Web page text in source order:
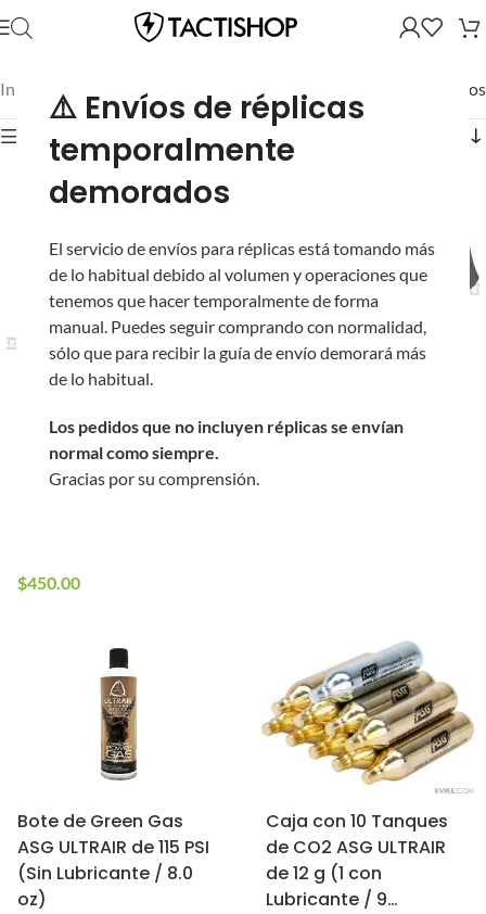
⚠️ Envíos de réplicas
temporalmente
demorados
El servicio de envíos para réplicas está tomando más
de lo habitual debido al volumen y operaciones que
tenemos que hacer temporalmente de forma
manual. Puedes seguir comprando con normalidad,
sólo que para recibir la guía de envío demorará más
de lo habitual.
Los pedidos que no incluyen réplicas se envían
normal como siempre.
Gracias por su comprensión.
Inicio Mostrando los 33 resultados
Mostrar filtros
Supresor QD + Flash
Airsoft con Rosca
Negativa de 14 mm
$450.00
Revólver Magnum CO2
Dan Wesson WG ASG
Bote de Green Gas
ASG ULTRAIR de 115 PSI
(Sin Lubricante / 8.0
oz)
Caja con 10 Tanques
de CO2 ASG ULTRAIR
de 12 g (1 con
Lubricante / 9